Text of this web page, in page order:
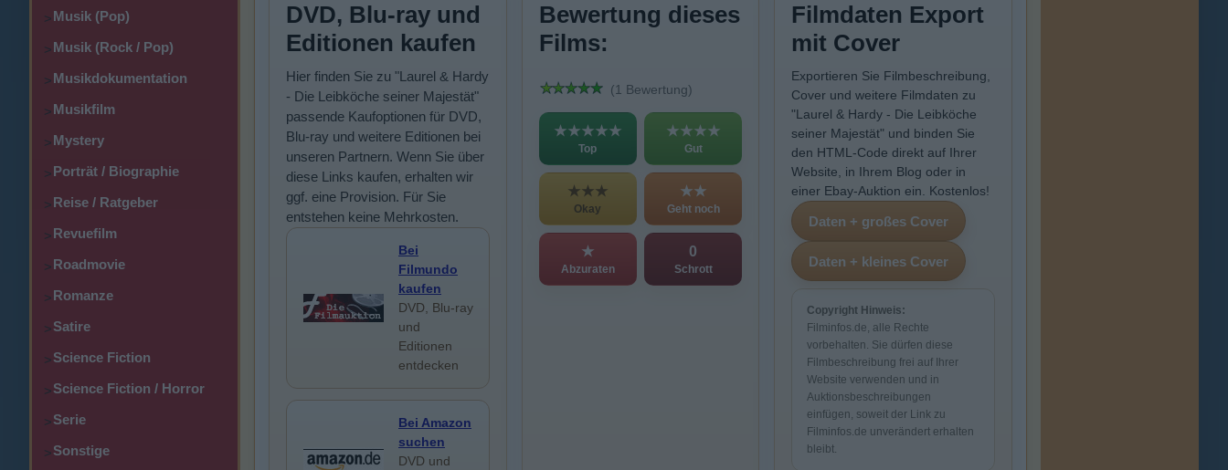
>Musik (Pop)
>Musik (Rock / Pop)
>Musikdokumentation
>Musikfilm
>Mystery
>Porträt / Biographie
>Reise / Ratgeber
>Revuefilm
>Roadmovie
>Romanze
>Satire
>Science Fiction
>Science Fiction / Horror
>Serie
>Sonstige
DVD, Blu-ray und
Editionen kaufen
Hier finden Sie zu "Laurel & Hardy
- Die Leibköche seiner Majestät"
passende Kaufoptionen für DVD,
Blu-ray und weitere Editionen bei
unseren Partnern. Wenn Sie über
diese Links kaufen, erhalten wir
ggf. eine Provision. Für Sie
entstehen keine Mehrkosten.
Bei
Filmundo
kaufen
DVD, Blu-ray
und
Editionen
entdecken
Bei Amazon
suchen
DVD und
Bewertung dieses
Films:
(1 Bewertung)
★★★★★
Top
★★★★
Gut
★★★
Okay
★★
Geht noch
★
Abzuraten
0
Schrott
Filmdaten Export
mit Cover
Exportieren Sie Filmbeschreibung,
Cover und weitere Filmdaten zu
"Laurel & Hardy - Die Leibköche
seiner Majestät" und binden Sie
den HTML-Code direkt auf Ihrer
Website, in Ihrem Blog oder in
einer Ebay-Auktion ein. Kostenlos!
Copyright Hinweis:
Filminfos.de, alle Rechte
vorbehalten. Sie dürfen diese
Filmbeschreibung frei auf Ihrer
Website verwenden und in
Auktionsbeschreibungen
einfügen, soweit der Link zu
Filminfos.de unverändert erhalten
bleibt.